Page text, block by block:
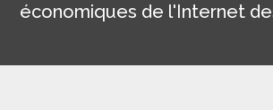
économiques de l'Internet